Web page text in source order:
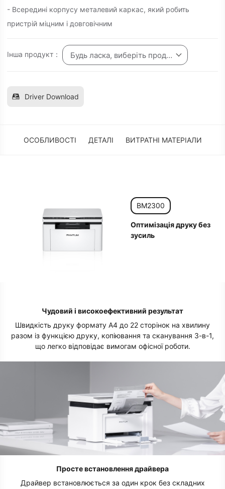
- Всередині корпусу металевий каркас, який робить
пристрій міцним і довговічним
Інша продукт： Будь ласка, виберіть продукт
Driver Download
ОСОБЛИВОСТІ ДЕТАЛІ ВИТРАТНІ МАТЕРІАЛИ
BM2300
Оптимізація друку без
зусиль
Чудовий і високоефективний результат
Швидкість друку формату A4 до 22 сторінок на хвилину
разом із функцією друку, копіювання та сканування 3-в-1,
що легко відповідає вимогам офісної роботи.
Просте встановлення драйвера
Драйвер встановлюється за один крок без складних